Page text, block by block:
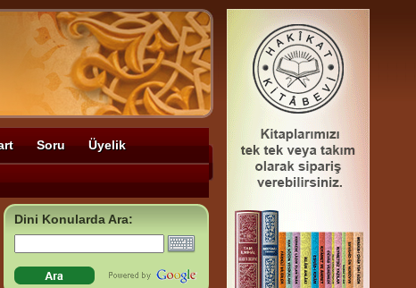
Soru Üyelik
Dini Konularda Ara: